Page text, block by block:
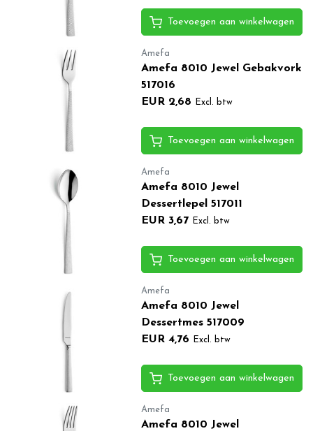
Toevoegen aan winkelwagen
Amefa
Amefa 8010 Jewel Gebakvork
517016
EUR 2,68
Excl. btw
Toevoegen aan winkelwagen
Amefa
Amefa 8010 Jewel
Dessertlepel 517011
EUR 3,67
Excl. btw
Toevoegen aan winkelwagen
Amefa
Amefa 8010 Jewel
Dessertmes 517009
EUR 4,76
Excl. btw
Toevoegen aan winkelwagen
Amefa
Amefa 8010 Jewel